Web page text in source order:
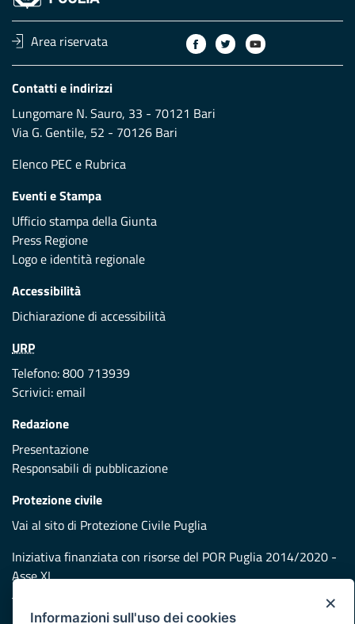
Area riservata
Contatti e indirizzi
Lungomare N. Sauro, 33 - 70121 Bari
Via G. Gentile, 52 - 70126 Bari
Elenco PEC e Rubrica
Eventi e Stampa
Ufficio stampa della Giunta
Press Regione
Logo e identità regionale
Accessibilità
Dichiarazione di accessibilità
URP
Telefono: 800 713939
Scrivici:email
Redazione
Presentazione
Responsabili di pubblicazione
Protezione civile
Vai al sito di Protezione Civile Puglia
Iniziativa finanziata con risorse del POR Puglia 2014/2020 -
Asse XI
Note legali
×
Informazioni sull'uso dei cookies